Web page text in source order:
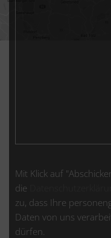
Mit Klick auf
die
zu, dass Ihre
Daten von uns
dürfen.